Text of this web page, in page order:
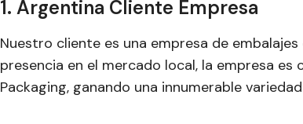
1. Argentina Cliente Empresa
Nuestro cliente es una empresa de
presencia en el mercado local, la empresa
Packaging, ganando una innumerable